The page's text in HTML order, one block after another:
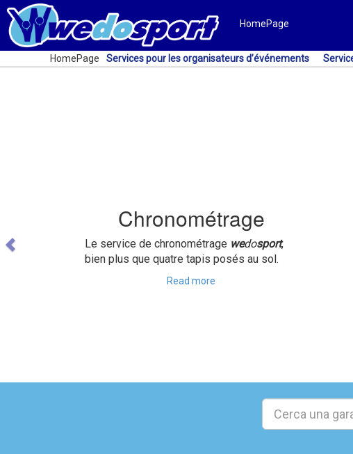
HomePage
HomePage Services pour les organisateurs d’événements
Chronométrage
Le service de chronométrage wedosport,
bien plus que quatre tapis posés au sol.
Read more